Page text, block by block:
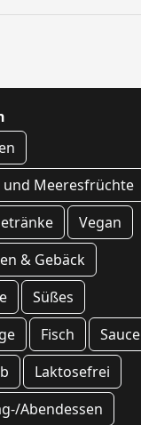
und Meeresfrüchte
Vegan
& Gebäck
Süßes
Fisch
Sauce
Laktosefrei
Abendessen